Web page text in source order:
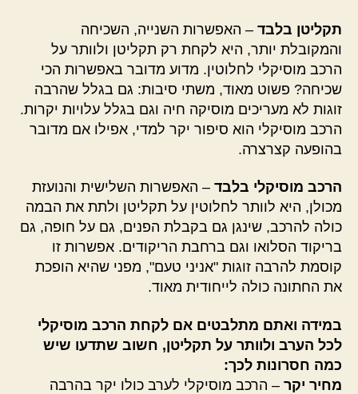
תקליטן בלבד – האפשרות השנייה, השכיחה
והמקובלת יותר, היא לקחת רק תקליטן ולוותר על
הרכב מוסיקלי לחלוטין. מדוע מדובר באפשרות הכי
שכיחה? פשוט מאוד, משתי סיבות: גם בגלל שהרבה
זוגות לא מעריכים מוסיקה חיה וגם בגלל עלויות יקרות.
הרכב מוסיקלי הוא סיפור יקר למדי, אפילו אם מדובר
בהופעה קצרצרה.
הרכב מוסיקלי בלבד – האפשרות השלישית והנועזת
מכולן, היא לוותר לחלוטין על תקליטן ולתת את הבמה
כולה להרכב, שינגן גם בקבלת הפנים, גם על חופה, גם
בריקוד הסלואו וגם ברחבת הריקודים. אפשרות זו
קוסמת להרבה זוגות "אניני טעם", מפני שהיא הופכת
את החתונה כולה לייחודית מאוד.
במידה ואתם מתלבטים אם לקחת הרכב מוסיקלי
לכל הערב ולוותר על תקליטן, חשוב שתדעו שיש
כמה חסרונות לכך:
מחיר יקר – הרכב מוסיקלי לערב כולו יקר בהרבה